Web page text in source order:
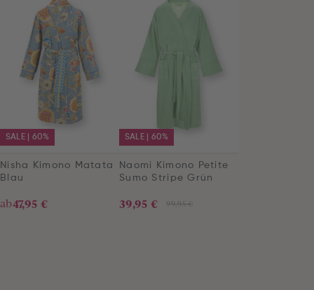
SALE | 60%
Nisha Kimono Matata
Blau
ab47,95 €
SALE | 60%
Naomi Kimono Petite
Sumo Stripe Grün
99,95 €
39,95 €